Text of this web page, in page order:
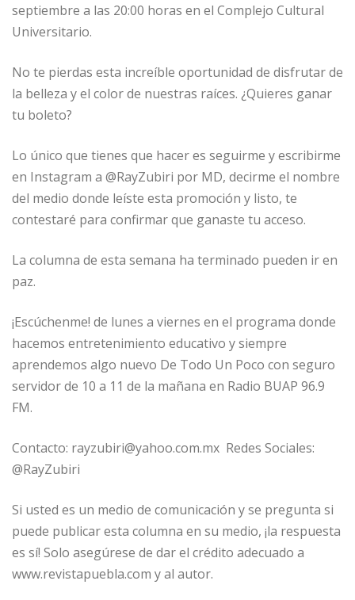
septiembre a las 20:00 horas en el Complejo Cultural
Universitario.
No te pierdas esta increíble oportunidad de disfrutar de
la belleza y el color de nuestras raíces. ¿Quieres ganar
tu boleto?
Lo único que tienes que hacer es seguirme y escribirme
en Instagram a @RayZubiri por MD, decirme el nombre
del medio donde leíste esta promoción y listo, te
contestaré para confirmar que ganaste tu acceso.
La columna de esta semana ha terminado pueden ir en
paz.
¡Escúchenme! de lunes a viernes en el programa donde
hacemos entretenimiento educativo y siempre
aprendemos algo nuevo De Todo Un Poco con seguro
servidor de 10 a 11 de la mañana en Radio BUAP 96.9
FM.
Contacto: rayzubiri@yahoo.com.mx Redes Sociales:
@RayZubiri
Si usted es un medio de comunicación y se pregunta si
puede publicar esta columna en su medio, ¡la respuesta
es sí! Solo asegúrese de dar el crédito adecuado a
www.revistapuebla.com y al autor.